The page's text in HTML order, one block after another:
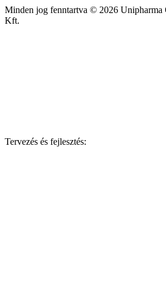
Minden jog fenntartva © 2026 Unipharma
Kft.
Tervezés és fejlesztés: